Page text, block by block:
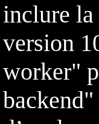
inclure la
version
worker"